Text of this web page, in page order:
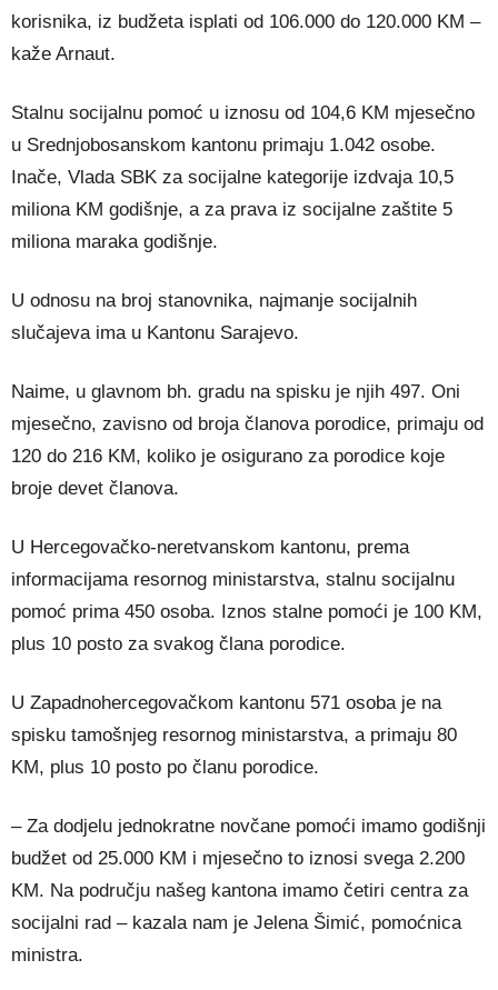
korisnika, iz budžeta isplati od 106.000 do 120.000 KM –
kaže Arnaut.
Stalnu socijalnu pomoć u iznosu od 104,6 KM mjesečno
u Srednjobosanskom kantonu primaju 1.042 osobe.
Inače, Vlada SBK za socijalne kategorije izdvaja 10,5
miliona KM godišnje, a za prava iz socijalne zaštite 5
miliona maraka godišnje.
U odnosu na broj stanovnika, najmanje socijalnih
slučajeva ima u Kantonu Sarajevo.
Naime, u glavnom bh. gradu na spisku je njih 497. Oni
mjesečno, zavisno od broja članova porodice, primaju od
120 do 216 KM, koliko je osigurano za porodice koje
broje devet članova.
U Hercegovačko-neretvanskom kantonu, prema
informacijama resornog ministarstva, stalnu socijalnu
pomoć prima 450 osoba. Iznos stalne pomoći je 100 KM,
plus 10 posto za svakog člana porodice.
U Zapadnohercegovačkom kantonu 571 osoba je na
spisku tamošnjeg resornog ministarstva, a primaju 80
KM, plus 10 posto po članu porodice.
– Za dodjelu jednokratne novčane pomoći imamo godišnji
budžet od 25.000 KM i mjesečno to iznosi svega 2.200
KM. Na području našeg kantona imamo četiri centra za
socijalni rad – kazala nam je Jelena Šimić, pomoćnica
ministra.